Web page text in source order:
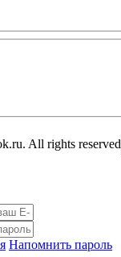
All rights reserved
Напомнить пароль